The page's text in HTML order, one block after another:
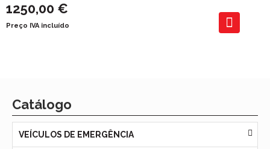
1250,00 €
Preço IVA incluído
Catálogo
VEÍCULOS DE EMERGÊNCIA